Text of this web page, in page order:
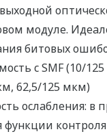
модуле.
битовых
с SMF (10/
62,5/125 мкм)
ослабления: в
функции